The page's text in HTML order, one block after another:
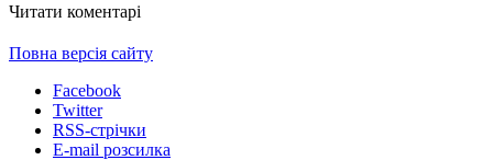
Читати коментарі
Повна версія сайту
Facebook
Twitter
RSS-стрічки
E-mail розсилка